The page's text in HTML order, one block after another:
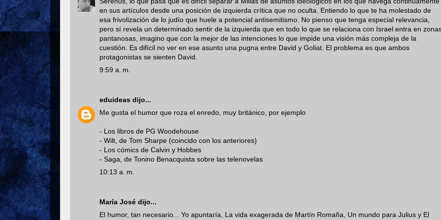
en sus artículos desde una posición de izquierda crítica que no oculta. Entiendo lo que te ha molestado de
esa frivolización de lo judío que huele a potencial antisemitismo. No pienso que tenga especial relevancia,
pero sí revela un determinado sentir de la izquierda que en todo lo que se relaciona con Israel entra en
pantanosas, imagino que con la mejor de las intenciones lo que impide una visión más compleja de la
cuestión. Es difícil no ver en ese asunto una pugna entre David y Goliat. El problema es que ambos
protagonistas se sienten David.
9:59 a. m.
eduideas dijo...
Me gusta el humor que roza el enredo, muy británico, por ejemplo
- Los libros de PG Woodehouse
- Wilt, de Tom Sharpe (coincido con los anteriores)
- Los cómics de Calvin y Hobbes
- Saga, de Tonino Benacquista sobre las telenovelas
10:13 a. m.
María José dijo...
El humor, tan necesario... Yo apuntaría, La vida exagerada de Martín Romaña, Un mundo para Julius y El